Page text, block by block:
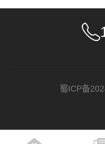
蜀ICP备